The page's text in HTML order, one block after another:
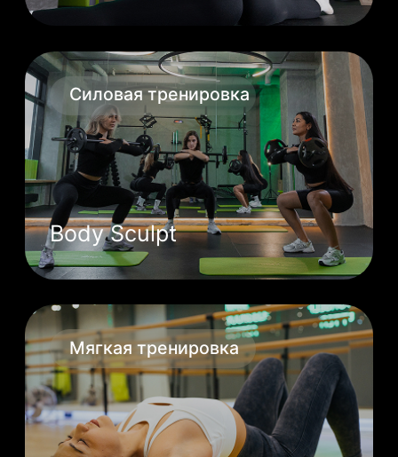
комьюнити, лекции
и мастер-классы
Мы дружим с нашими клиентами,
общаемся, проводим каждый
месяц различные лекции
и мастер-классы в нашей студии
на темы, интересные девушкам.
Выезды на природу,
активный отдых вне
студии и outdoor-
тренировки